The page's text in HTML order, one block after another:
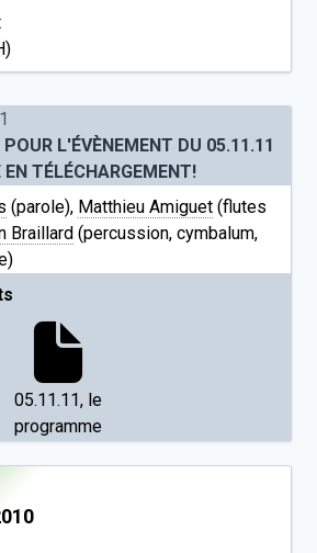
L'ÉVÈNEMENT DU 05.11.11
TÉLÉCHARGEMENT!
(parole), Matthieu Amiguet (flutes
Braillard (percussion, cymbalum,
05.11.11, le
programme